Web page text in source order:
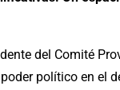
del Comité
político en el